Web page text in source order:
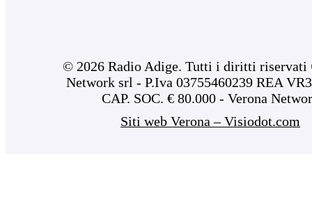
© 2026 Radio Adige. Tutti i diritti riservati
Network srl - P.Iva 03755460239 REA
CAP. SOC. € 80.000 - Verona
Siti web Verona – Visiodot.com